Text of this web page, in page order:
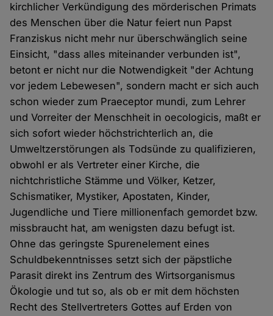
kirchlicher Verkündigung des mörderischen Primats
des Menschen über die Natur feiert nun Papst
Franziskus nicht mehr nur überschwänglich seine
Einsicht, "dass alles miteinander verbunden ist",
betont er nicht nur die Notwendigkeit "der Achtung
vor jedem Lebewesen", sondern macht er sich auch
schon wieder zum Praeceptor mundi, zum Lehrer
und Vorreiter der Menschheit in oecologicis, maßt er
sich sofort wieder höchstrichterlich an, die
Umweltzerstörungen als Todsünde zu qualifizieren,
obwohl er als Vertreter einer Kirche, die
nichtchristliche Stämme und Völker, Ketzer,
Schismatiker, Mystiker, Apostaten, Kinder,
Jugendliche und Tiere millionenfach gemordet bzw.
missbraucht hat, am wenigsten dazu befugt ist.
Ohne das geringste Spurenelement eines
Schuldbekenntnisses setzt sich der päpstliche
Parasit direkt ins Zentrum des Wirtsorganismus
Ökologie und tut so, als ob er mit dem höchsten
Recht des Stellvertreters Gottes auf Erden von